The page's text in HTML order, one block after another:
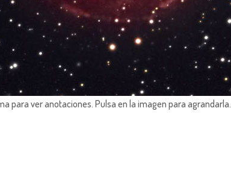
para ver anotaciones. Pulsa en la imagen para agrandarla.